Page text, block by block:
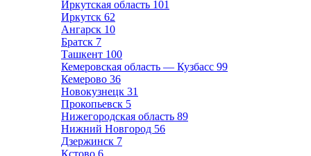
Иркутская область 101
Иркутск 62
Ангарск 10
Братск 7
Ташкент 100
Кемеровская область — Кузбасс 99
Кемерово 36
Новокузнецк 31
Прокопьевск 5
Нижегородская область 89
Нижний Новгород 56
Дзержинск 7
Кстово 6